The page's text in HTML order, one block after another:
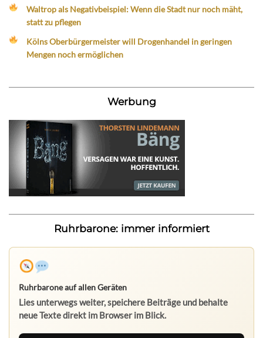
Waltrop als Negativbeispiel: Wenn die Stadt nur noch mäht,
statt zu pflegen
Kölns Oberbürgermeister will Drogenhandel in geringen
Mengen noch ermöglichen
Werbung
Ruhrbarone: immer informiert
Ruhrbarone auf allen Geräten
Lies unterwegs weiter, speichere Beiträge und behalte
neue Texte direkt im Browser im Blick.